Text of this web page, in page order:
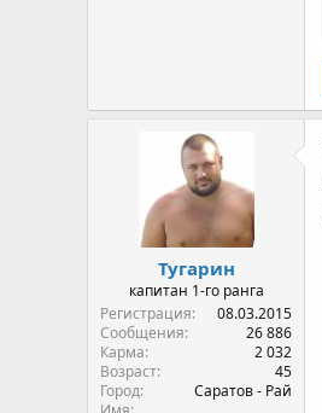
Тугарин
капитан 1-го ранга
Регистрация
08.03.2015
Сообщения
26 886
Карма
2 032
Возраст
45
Город
Саратов - Рай